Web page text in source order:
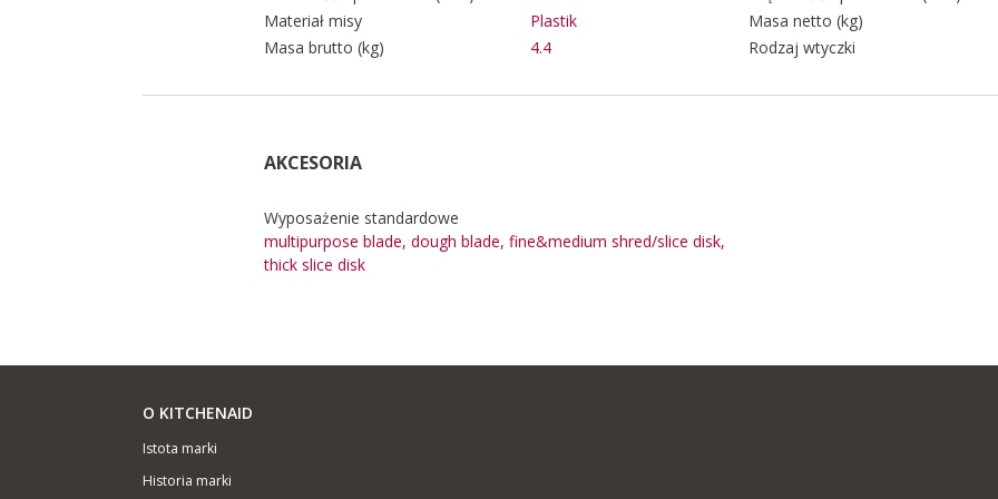
Materiał misy
Plastik Masa netto (kg)
Masa brutto (kg)
4.4 Rodzaj wtyczki
AKCESORIA
Wyposażenie standardowe
multipurpose blade, dough blade, fine&medium shred/slice disk,
thick slice disk
O KITCHENAID
Istota marki
Historia marki